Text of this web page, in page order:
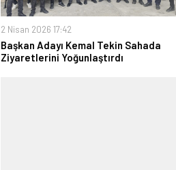
2 Nisan 2026 17:42
Başkan Adayı Kemal Tekin Sahada
Ziyaretlerini Yoğunlaştırdı